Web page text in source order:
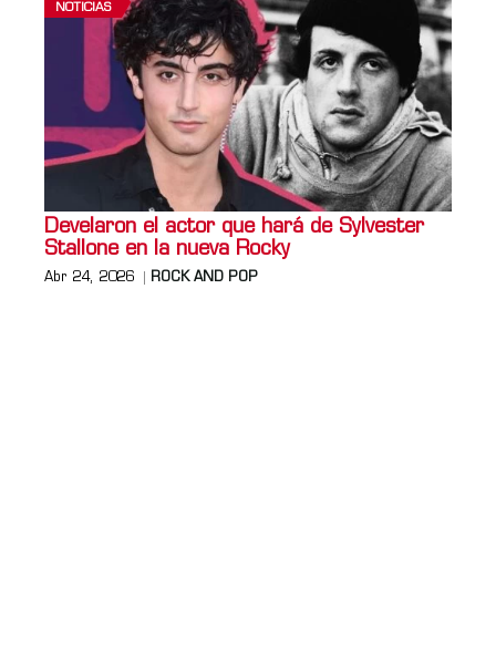
NOTICIAS
Develaron el actor que hará de Sylvester
Stallone en la nueva Rocky
Abr 24, 2026 ROCK AND POP